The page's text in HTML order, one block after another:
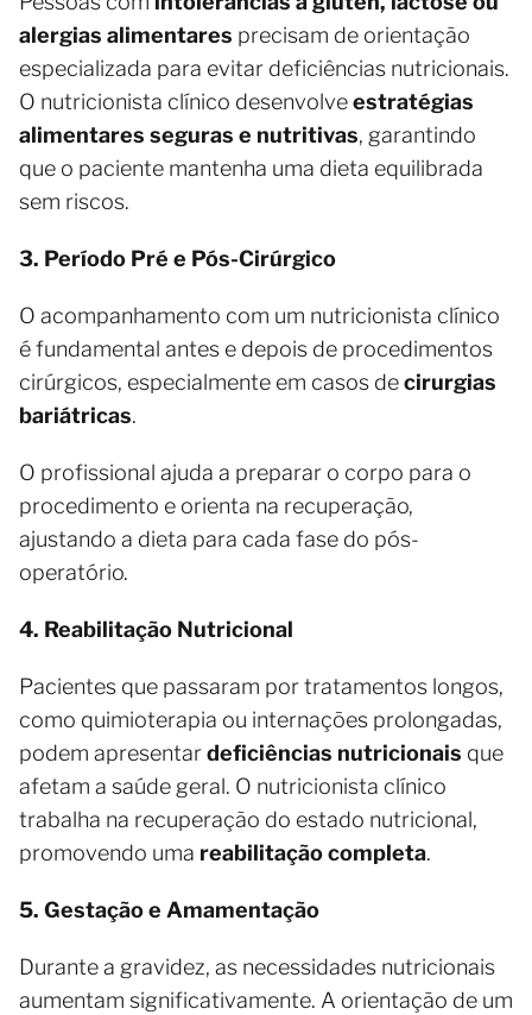
alergias alimentares precisam de orientação
especializada para evitar deficiências nutricionais.
O nutricionista clínico desenvolveestratégias
alimentares seguras e nutritivas, garantindo
que o paciente mantenha uma dieta equilibrada
sem riscos.
3. Período Pré e Pós-Cirúrgico
O acompanhamento com um nutricionista clínico
é fundamental antes e depois de procedimentos
cirúrgicos, especialmente em casos decirurgias
bariátricas.
O profissional ajuda a preparar o corpo para o
procedimento e orienta na recuperação,
ajustando a dieta para cada fase do pós-
operatório.
4. Reabilitação Nutricional
Pacientes que passaram por tratamentos longos,
como quimioterapia ou internações prolongadas,
podem apresentardeficiências nutricionais que
afetam a saúde geral. O nutricionista clínico
trabalha na recuperação do estado nutricional,
promovendo uma reabilitação completa.
5. Gestação e Amamentação
Durante a gravidez, as necessidades nutricionais
aumentam significativamente. A orientação de um